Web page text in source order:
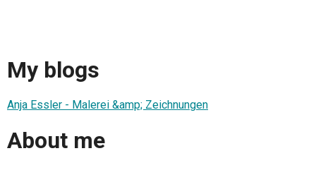
My blogs
Anja Essler - Malerei &amp; Zeichnungen
About me